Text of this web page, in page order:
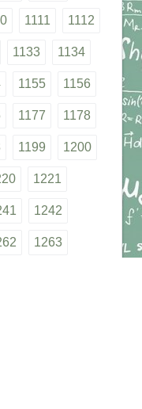
1111 1112
1133 1134
1155 1156
1177 1178
1199 1200
1221
1242
1263